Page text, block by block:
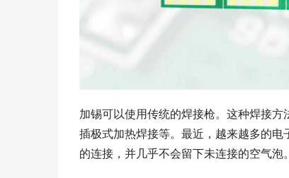
加锡可以使用传统的焊接枪。这种焊接方
插极式加热焊接等。最近，越来越多的
的连接，并几乎不会留下未连接的空气泡。